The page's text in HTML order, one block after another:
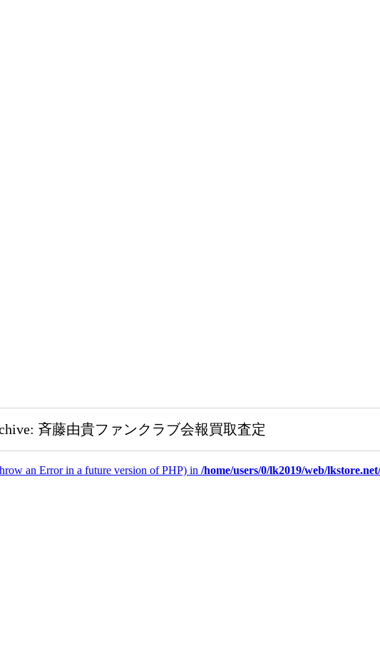
斉藤由貴ファンクラブ会報買取査定
an Error in a future version of PHP) in /home/users/0/lk2019/web/